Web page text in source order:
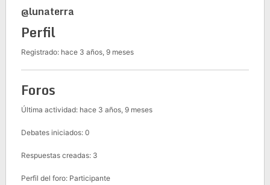
@lunaterra
Perfil
Registrado: hace 3 años, 9 meses
Foros
Última actividad: hace 3 años, 9 meses
Debates iniciados: 0
Respuestas creadas: 3
Perfil del foro: Participante